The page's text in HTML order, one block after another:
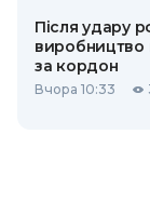
Після удару
виробництво
за кордон
Вчора 10:33